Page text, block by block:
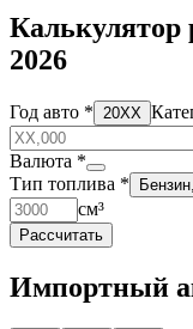
Калькулятор
2026
Год авто * 20XX
Валюта *
Тип топлива *
см³
Рассчитать
Импортный